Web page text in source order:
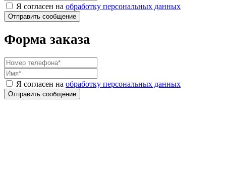
Я согласен на обработку персональных данных
Форма заказа
Я согласен на обработку персональных данных